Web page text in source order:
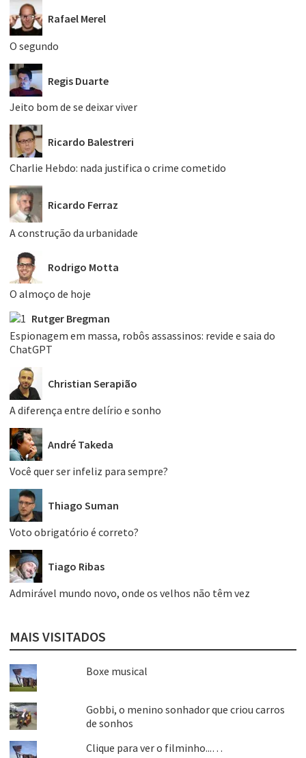
Rafael Merel
O segundo
Regis Duarte
Jeito bom de se deixar viver
Ricardo Balestreri
Charlie Hebdo: nada justifica o crime cometido
Ricardo Ferraz
A construção da urbanidade
Rodrigo Motta
O almoço de hoje
Rutger Bregman
Espionagem em massa, robôs assassinos: revide e saia do
ChatGPT
Christian Serapião
A diferença entre delírio e sonho
André Takeda
Você quer ser infeliz para sempre?
Thiago Suman
Voto obrigatório é correto?
Tiago Ribas
Admirável mundo novo, onde os velhos não têm vez
MAIS VISITADOS
Boxe musical
Gobbi, o menino sonhador que criou carros
de sonhos
Clique para ver o filminho...…